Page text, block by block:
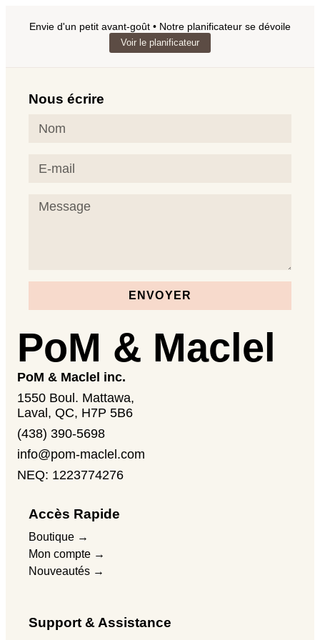
Envie d'un petit avant-goût • Notre planificateur se dévoile
Voir le planificateur
PoM & Maclel
PoM & Maclel inc.
1550 Boul. Mattawa,
Laval, QC, H7P 5B6
(438) 390-5698
info@pom-maclel.com
NEQ: 1223774276
Accès Rapide
Boutique →
Mon compte →
Nouveautés →
Support & Assistance
Nous écrire
ENVOYER